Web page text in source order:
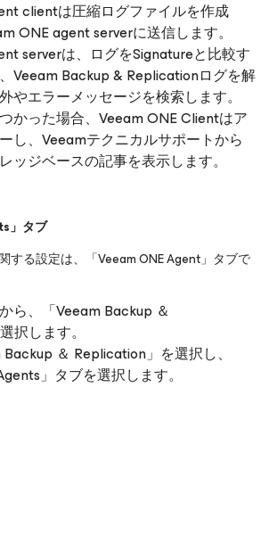
clientは圧縮ログファイルを作成
ONE agent serverに送信します。
serverは、ログをSignatureと比較す
Veeam Backup & Replicationログを解
やエラーメッセージを検索します。
かった場合、Veeam ONE Clientはア
し、Veeamテクニカルサポートから
ッジベースの記事を表示します。
」タブ
する設定は、「Veeam ONE Agent」タブで
ら、「Veeam Backup ＆
択します。
＆ Replication」を選択し、
」タブを選択します。